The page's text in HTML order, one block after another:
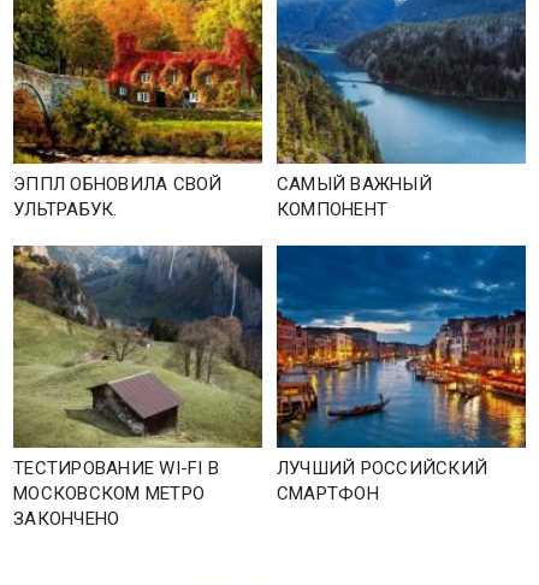
ЭППЛ ОБНОВИЛА СВОЙ
УЛЬТРАБУК.
САМЫЙ ВАЖНЫЙ
КОМПОНЕНТ
ТЕСТИРОВАНИЕ WI-FI В
МОСКОВСКОМ МЕТРО
ЗАКОНЧЕНО
ЛУЧШИЙ РОССИЙСКИЙ
СМАРТФОН